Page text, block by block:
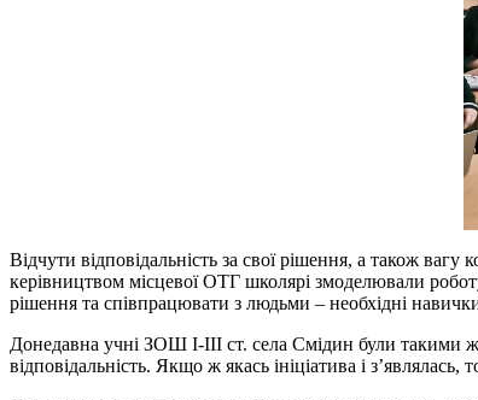
Відчути відповідальність за свої рішення, а також
керівництвом місцевої ОТГ школярі змоделювали
рішення та співпрацювати з людьми – необхідні
Донедавна учні ЗОШ І-ІІІ ст. села Смідин були такими
відповідальність. Якщо ж якась ініціатива і